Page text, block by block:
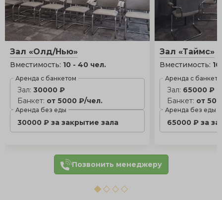
Зал «Олд/Нью»
Вместимость: 10 - 40 чел.
Аренда с банкетом
Зал: 30000 ₽
Банкет: от 5000 ₽/чел.
Аренда без еды
30000 ₽ за закрытие зала
Зал «Таймс»
Вместимость:
Аренда с
Зал: 65000 ₽
Банкет: от
Аренда без еды
65000 ₽ за
Позвонить менеджеру